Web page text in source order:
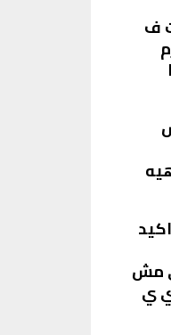
ف
مش
ي